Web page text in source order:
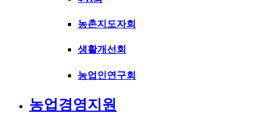
농촌지도자회
생활개선회
농업인연구회
농업경영지원